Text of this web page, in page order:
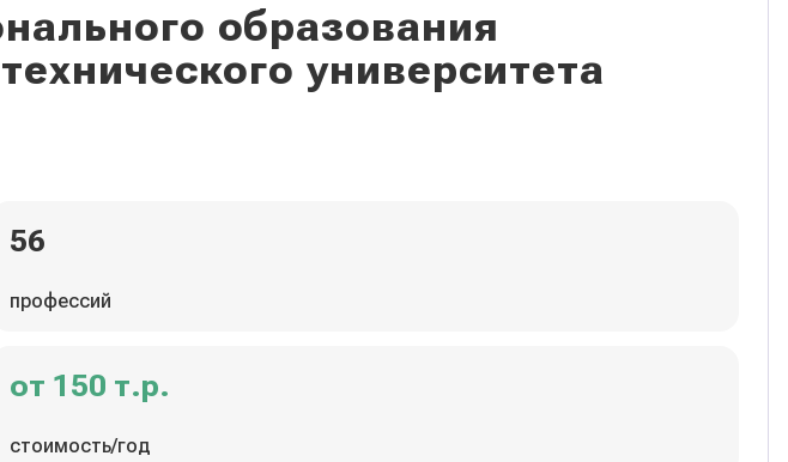
образования
университета
56
профессий
от 150 т.р.
стоимость/год